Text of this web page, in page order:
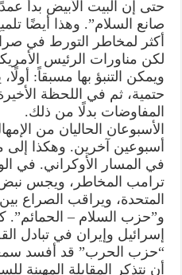
حتى إن البيت الأبيض بدأ
صانع السلام”. وهذا أيضًا
أكثر لمخاطر التورط في
لكن مناورات الرئيس
ويمكن التنبؤ بها مسبقاً:
حتمية، ثم في اللحظة
المفاوضات بدلًا من ذلك.
الأسبوعان الحاليان من
أسبوعين آخرين. وهكذا إلى
في المسار الأوكراني. في
ترامب المخاطر، ويجس نبض
المتحدة، ويراقب الصراع
و”حزب السلام – الحمائم”.
إسرائيل وإيران في تبادل
“حزب الحرب” قد أفسد
أن نتذكر المقابلة المهينة